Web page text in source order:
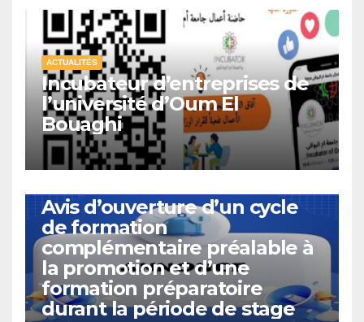
ACTUALITÉS
Incubateur d’entreprises de
l’université d’Oum El
Bouaghi
Avis d’ouverture d’un cycle
de formation
complémentaire préalable à
la promotion et d’une
formation préparatoire
durant la période de stage